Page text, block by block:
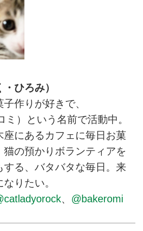
ひろみ）
作りが好きで、
ミ）という名前で活動中。
座にあるカフェに毎日お菓
の預かりボランティアを
する、バタバタな毎日。来
りたい。
、 @bakeromi